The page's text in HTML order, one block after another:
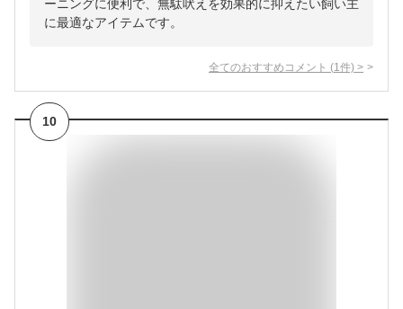
ーニングに便利で、無駄吠えを効果的に抑えたい飼い主
に最適なアイテムです。
全てのおすすめコメント (1 件) >
10